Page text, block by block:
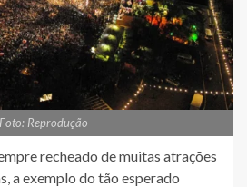
Foto: Reprodução
recheado de muitas atrações
a exemplo do tão esperado